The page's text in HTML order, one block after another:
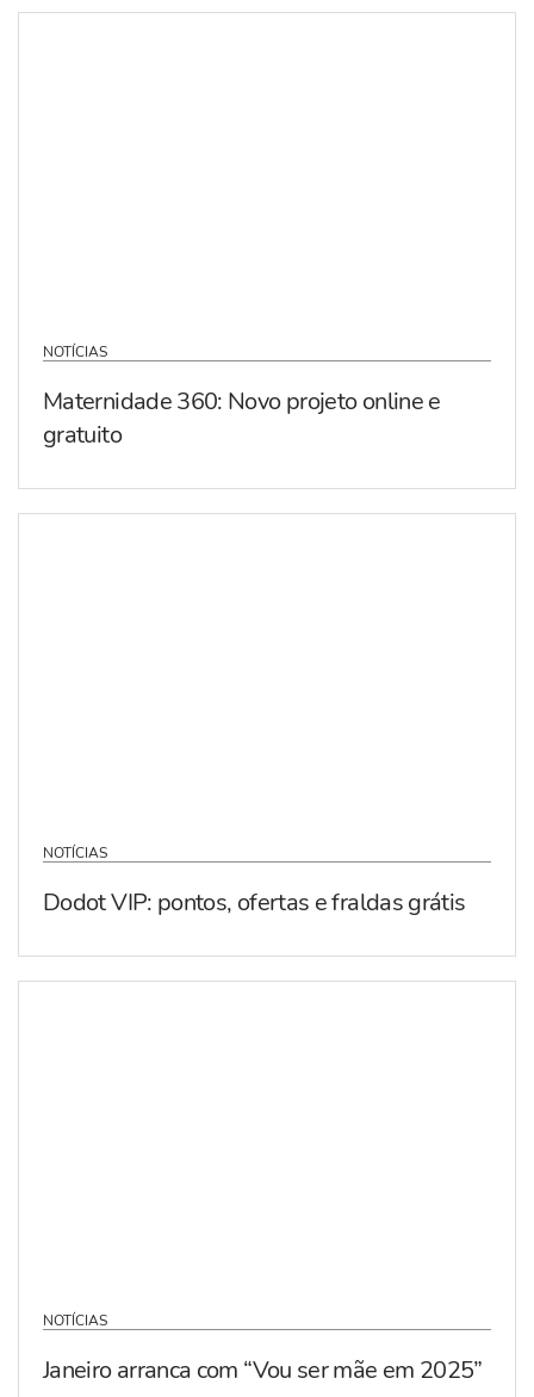
NOTÍCIAS
Maternidade 360: Novo projeto online e
gratuito
NOTÍCIAS
Dodot VIP: pontos, ofertas e fraldas grátis
NOTÍCIAS
Janeiro arranca com “Vou ser mãe em 2025”